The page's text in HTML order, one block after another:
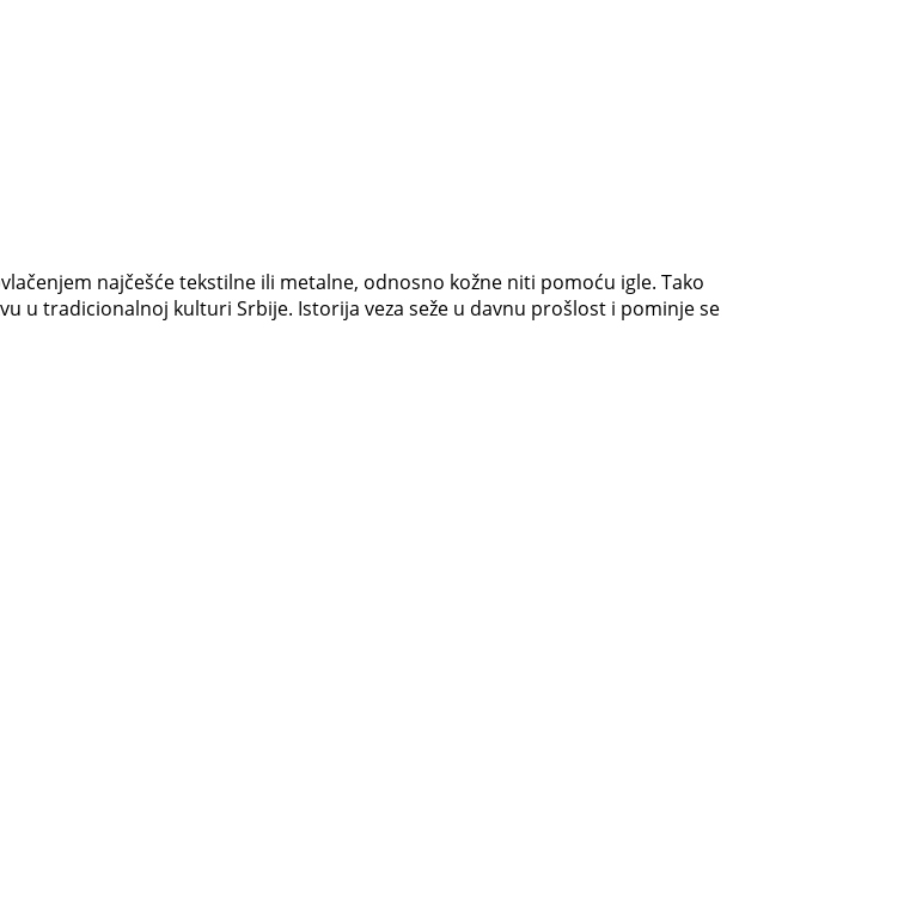
najčešće tekstilne ili metalne, odnosno kožne niti pomoću igle. Tako
u tradicionalnoj kulturi Srbije. Istorija veza seže u davnu prošlost i pominje se